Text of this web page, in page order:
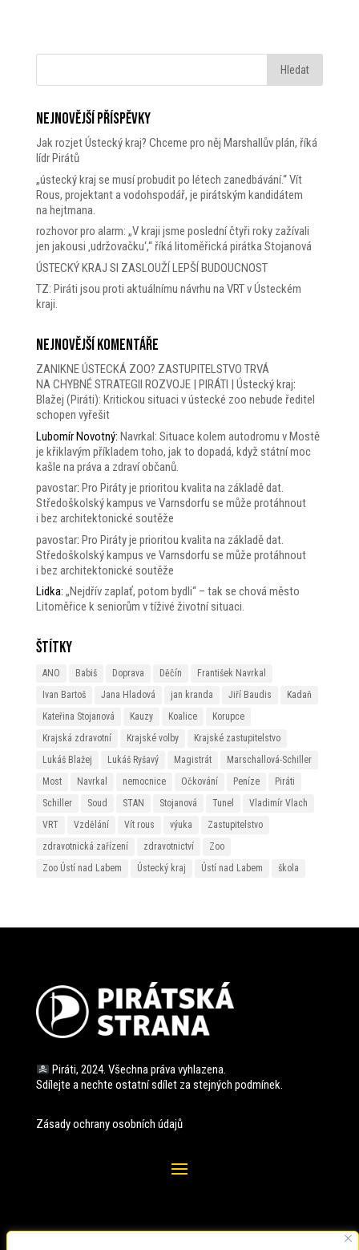
Nejnovější příspěvky
Jak rozjet Ústecký kraj? Chceme pro něj Marshallův plán, říká
lídr Pirátů
„ústecký kraj se musí probudit po létech zanedbávání.“ Vít
Rous, projektant a vodohspodář, je pirátským kandidátem
na hejtmana.
rozhovor pro alarm: „V kraji jsme poslední čtyři roky zažívali
jen jakousi ‚udržovačku‘,“ říká litoměřická pirátka Stojanová
ÚSTECKÝ KRAJ SI ZASLOUŽÍ LEPŠÍ BUDOUCNOST
TZ: Piráti jsou proti aktuálnímu návrhu na VRT v Ústeckém
kraji.
Nejnovější komentáře
ZANIKNE ÚSTECKÁ ZOO? ZASTUPITELSTVO TRVÁ
NA CHYBNÉ STRATEGII ROZVOJE | PIRÁTI | Ústecký kraj:
Blažej (Piráti): Kritickou situaci v ústecké zoo nebude ředitel
schopen vyřešit
Lubomír Novotný: Navrkal: Situace kolem autodromu v Mostě
je křiklavým příkladem toho, jak to dopadá, když státní moc
kašle na práva a zdraví občanů.
pavostar: Pro Piráty je prioritou kvalita na základě dat.
Středoškolský kampus ve Varnsdorfu se může protáhnout
i bez architektonické soutěže
pavostar: Pro Piráty je prioritou kvalita na základě dat.
Středoškolský kampus ve Varnsdorfu se může protáhnout
i bez architektonické soutěže
Lidka: „Nejdřív zaplať, potom bydli“ – tak se chová město
Litoměřice k seniorům v tíživé životní situaci.
Štítky
ANO Babiš Doprava Děčín
František Navrkal
Ivan Bartoš
Jana Hladová jan kranda Jiří Baudis
Kadaň
Kateřina Stojanová
Kauzy Koalice
Korupce
Krajská zdravotní
Krajské volby
Krajské zastupitelstvo
Lukáš Blažej
Lukáš Ryšavý Magistrát
Marschallová-Schiller
Most
Navrkal nemocnice Očkování Peníze
Piráti
Schiller
Soud STAN Stojanová Tunel
Vladimír Vlach
VRT
Vzdělání Vít rous výuka
Zastupitelstvo
zdravotnická zařízení
zdravotnictví
Zoo
Zoo Ústí nad Labem
Ústecký kraj Ústí nad Labem škola
Piráti, 2024. Všechna práva vyhlazena.
Sdílejte a nechte ostatní sdílet za stejných podmínek.
Zásady ochrany osobních údajů